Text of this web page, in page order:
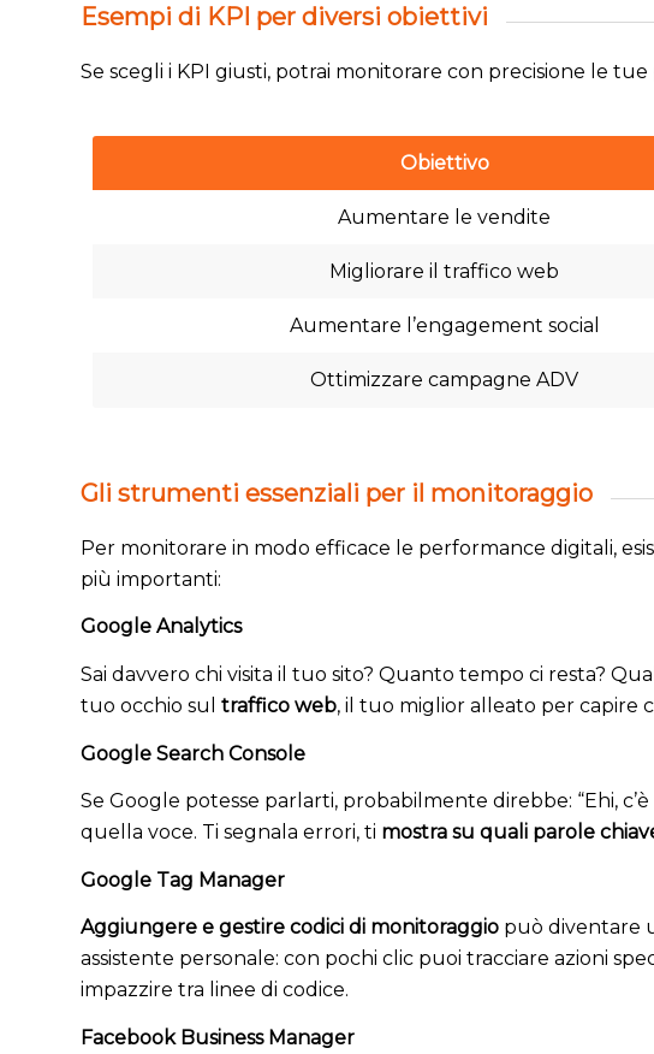
Esempi di KPI per diversi obiettivi
Se scegli i KPI giusti, potrai monitorare con precisione le
Obiettivo
Aumentare le vendite
Migliorare il traffico web
Aumentare l’engagement social
Ottimizzare campagne ADV
Gli strumenti essenziali per il monitoraggio
Per monitorare in modo efficace le performance digitali,
più importanti:
Google Analytics
Sai davvero chi visita il tuo sito? Quanto tempo ci resta?
tuo occhio sul traffico web, il tuo miglior alleato per capire
Google Search Console
Se Google potesse parlarti, probabilmente direbbe: “Ehi,
quella voce. Ti segnala errori, ti mostra su quali parole
Google Tag Manager
Aggiungere e gestire codici di monitoraggio può diventare
assistente personale: con pochi clic puoi tracciare azioni
impazzire tra linee di codice.
Facebook Business Manager